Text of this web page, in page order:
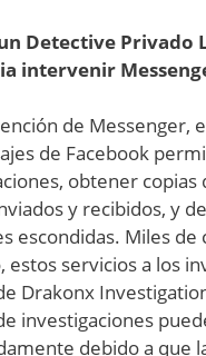
Detective Privado
intervenir
de Messenger,
de Facebook
obtener copias
y recibidos, y
escondidas. Miles de
estos servicios a los
Drakonx
investigaciones
debido a que